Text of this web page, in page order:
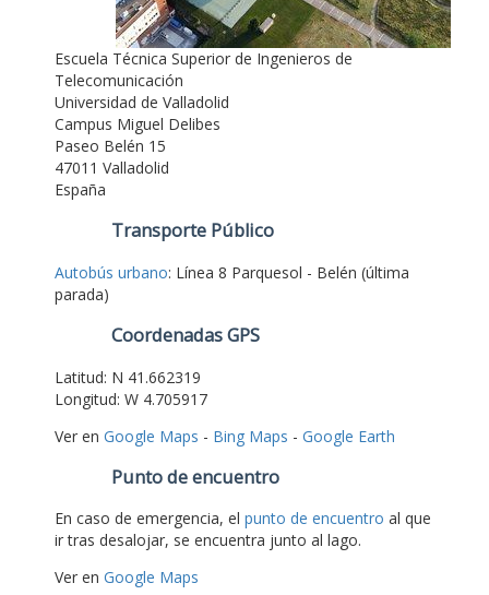
Escuela Técnica Superior de Ingenieros de
Telecomunicación
Universidad de Valladolid
Campus Miguel Delibes
Paseo Belén 15
47011 Valladolid
España
Transporte Público
Autobús urbano: Línea 8 Parquesol - Belén (última
parada)
Coordenadas GPS
Latitud: N 41.662319
Longitud: W 4.705917
Ver en Google Maps - Bing Maps - Google Earth
Punto de encuentro
En caso de emergencia, el punto de encuentro al que
ir tras desalojar, se encuentra junto al lago.
Ver en Google Maps